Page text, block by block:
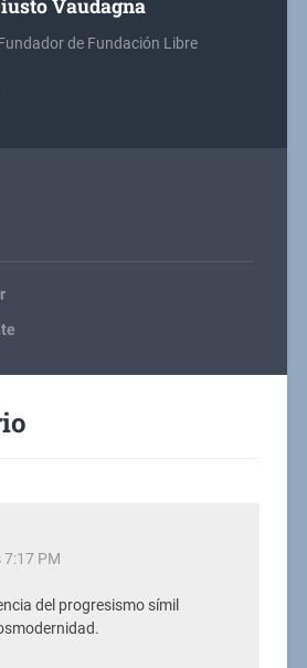
Vaudagna
de Fundación Libre
PM
del progresismo símil